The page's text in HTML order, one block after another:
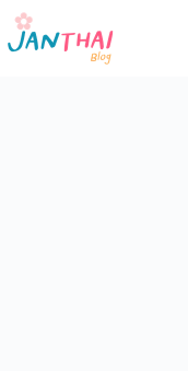
Skip
content